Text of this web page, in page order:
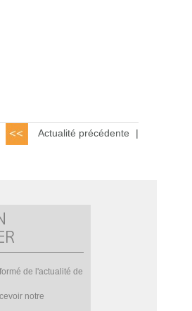
Actualité précédente |
de l'actualité de
notre